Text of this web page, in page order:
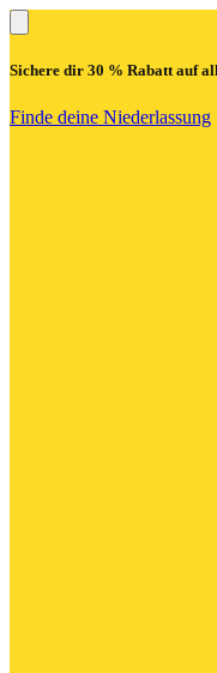
Sichere dir 30 % Rabattauf
Finde deine Niederlassung